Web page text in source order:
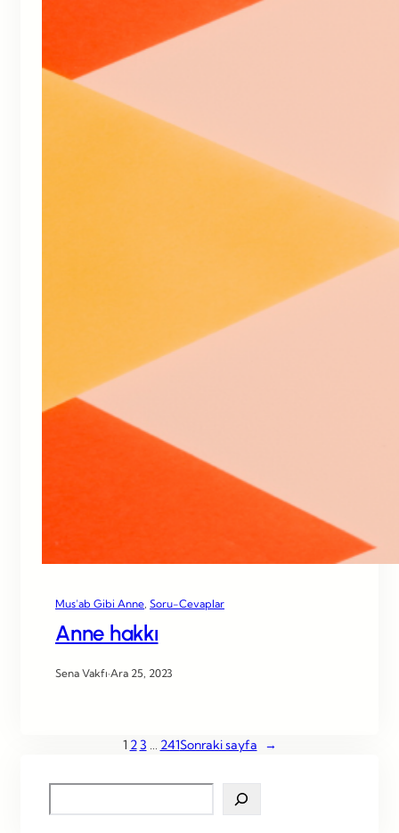
Mus’ab Gibi Anne Soru-Cevaplar
Anne hakkı
Sena Vakfı·Ara 25, 2023
1 23 … 241Sonraki sayfa →
e